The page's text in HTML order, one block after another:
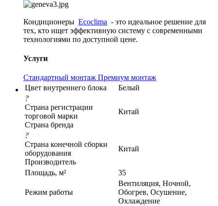
Кондиционеры Ecoclima - это идеальное решение для
тех, кто ищет эффективную систему с современными
технологиями по доступной цене.
Услуги
Стандартный монтаж Премиум монтаж
Цвет внутреннего блока
Белый
?
Страна регистрации
торговой марки
Страна бренда
Китай
?
Страна конечной сборки
оборудования
Производитель
Китай
Площадь, м² 35
Режим работы
Вентиляция, Ночной,
Обогрев, Осушение,
Охлаждение